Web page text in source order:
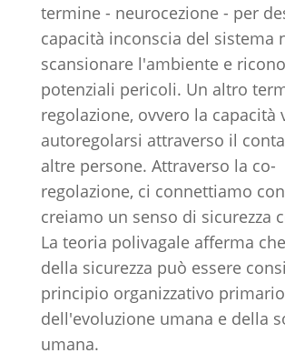
termine - neurocezione - per
capacità inconscia del sistema
scansionare l'ambiente e
potenziali pericoli. Un altro
regolazione, ovvero la capacità
autoregolarsi attraverso il
altre persone. Attraverso la co-
regolazione, ci connettiamo
creiamo un senso di sicurezza
La teoria polivagale afferma
della sicurezza può essere
principio organizzativo primario
dell'evoluzione umana e della
umana.